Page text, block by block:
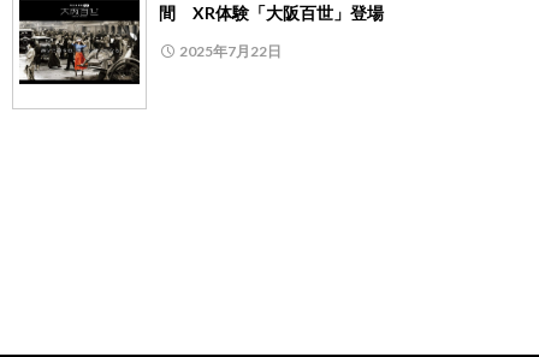
間 XR体験「大阪百世」登場
2025年7月22日